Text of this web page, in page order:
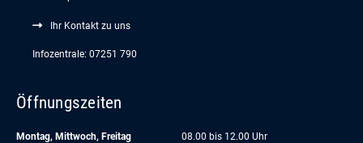
Ihr Kontakt zu uns
Infozentrale: 07251 790
Öffnungszeiten
Montag, Mittwoch, Freitag 08.00 bis 12.00 Uhr